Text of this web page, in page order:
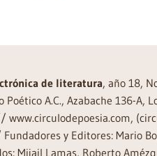
de literatura, año 18,
A.C., Azabache 136-A,
www.circulodepoesia.com,
y Editores: Mario
Mijail Lamas, Roberto